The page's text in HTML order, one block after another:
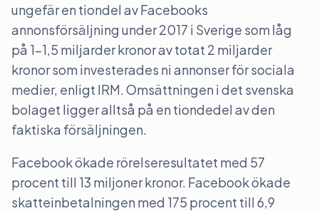
ungefär en tiondel av Facebooks
annonsförsäljning under 2017 i Sverige som låg
på 1-1,5 miljarder kronor av totat 2 miljarder
kronor som investerades ni annonser för sociala
medier, enligt IRM. Omsättningen i det svenska
bolaget ligger alltså på en tiondedel av den
faktiska försäljningen.
Facebook ökade rörelseresultatet med 57
procent till 13 miljoner kronor. Facebook ökade
skatteinbetalningen med 175 procent till 6,9